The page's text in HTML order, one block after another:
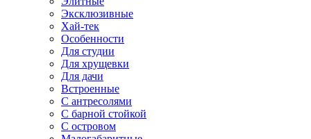
Эксклюзивные
Хай-тек
Особенности
Для студии
Для хрущевки
Для дачи
Встроенные
С антресолями
С барной стойкой
С островом